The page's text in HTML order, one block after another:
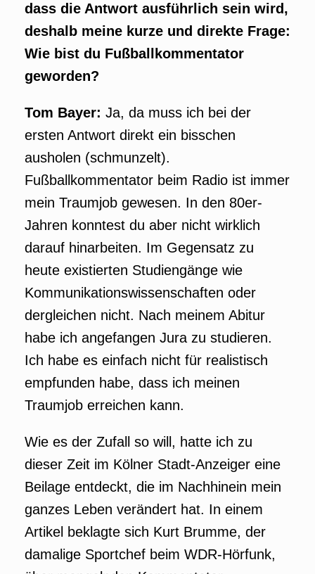
dass die Antwort ausführlich sein wird,
deshalb meine kurze und direkte Frage:
Wie bist du Fußballkommentator
geworden?
Tom Bayer: Ja, da muss ich bei der
ersten Antwort direkt ein bisschen
ausholen (schmunzelt).
Fußballkommentator beim Radio ist immer
mein Traumjob gewesen. In den 80er-
Jahren konntest du aber nicht wirklich
darauf hinarbeiten. Im Gegensatz zu
heute existierten Studiengänge wie
Kommunikationswissenschaften oder
dergleichen nicht. Nach meinem Abitur
habe ich angefangen Jura zu studieren.
Ich habe es einfach nicht für realistisch
empfunden habe, dass ich meinen
Traumjob erreichen kann.
Wie es der Zufall so will, hatte ich zu
dieser Zeit im Kölner Stadt-Anzeiger eine
Beilage entdeckt, die im Nachhinein mein
ganzes Leben verändert hat. In einem
Artikel beklagte sich Kurt Brumme, der
damalige Sportchef beim WDR-Hörfunk,